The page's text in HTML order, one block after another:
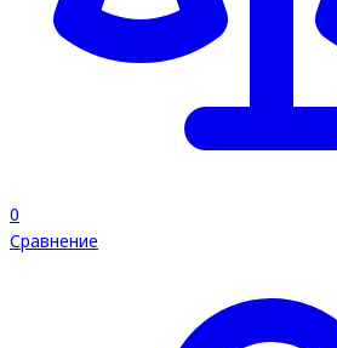
0
Сравнение